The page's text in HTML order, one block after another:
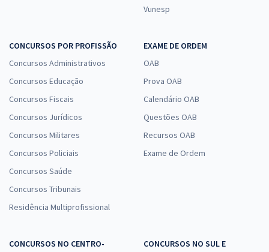
Vunesp
CONCURSOS POR PROFISSÃO
Concursos Administrativos
Concursos Educação
Concursos Fiscais
Concursos Jurídicos
Concursos Militares
Concursos Policiais
Concursos Saúde
Concursos Tribunais
Residência Multiprofissional
EXAME DE ORDEM
OAB
Prova OAB
Calendário OAB
Questões OAB
Recursos OAB
Exame de Ordem
CONCURSOS NO CENTRO-
CONCURSOS NO SUL E